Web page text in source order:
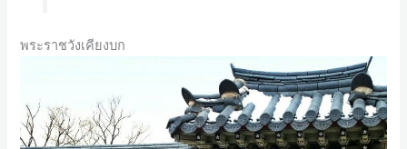
พระราชวังเคียงบก